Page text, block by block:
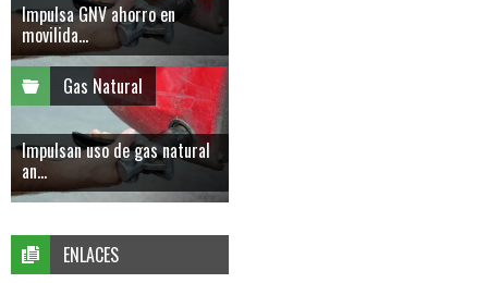
Impulsa GNV ahorro en
movilida...
Gas Natural
Impulsan uso de gas natural
an...
ENLACES